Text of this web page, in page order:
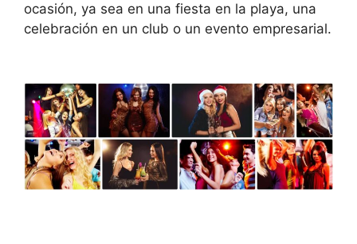
ocasión, ya sea en una fiesta en la playa, una
celebración en un club o un evento empresarial.